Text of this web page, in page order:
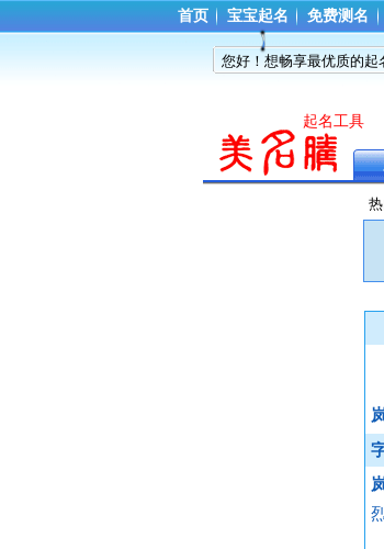
首页 宝宝起名 免费测名
您好！想畅享最优质的起
起名工具
热